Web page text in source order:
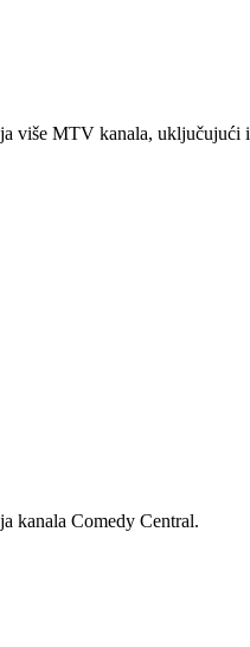
više MTV kanala, uključujući i
kanala Comedy Central.